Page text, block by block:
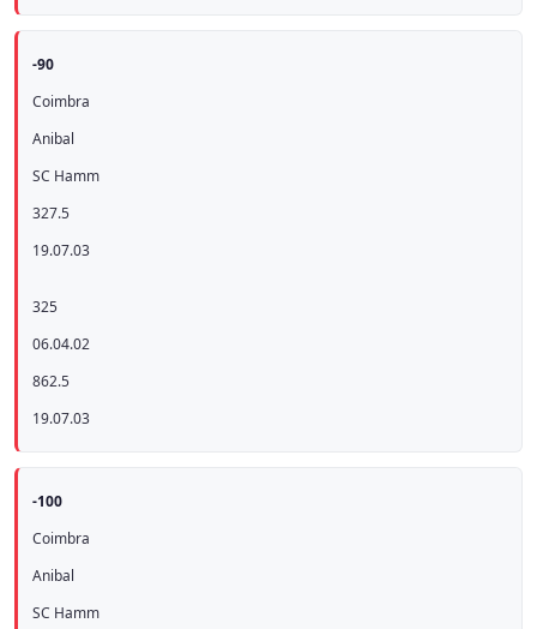
-90
Coimbra
Anibal
SC Hamm
327.5
19.07.03
325
06.04.02
862.5
19.07.03
-100
Coimbra
Anibal
SC Hamm